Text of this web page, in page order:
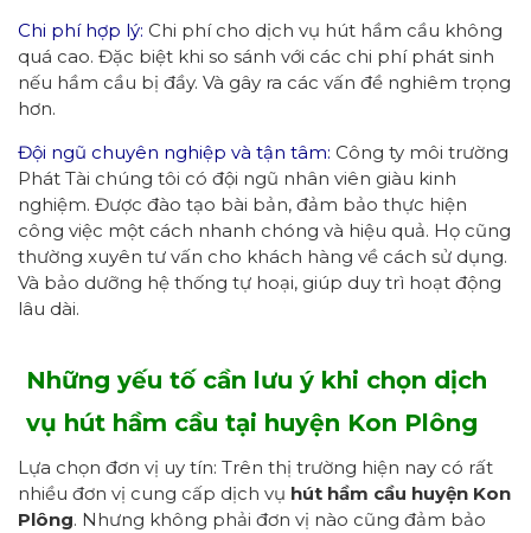
Chi phí hợp lý: Chi phí cho dịch vụ hút hầm cầu không
quá cao. Đặc biệt khi so sánh với các chi phí phát sinh
nếu hầm cầu bị đầy. Và gây ra các vấn đề nghiêm trọng
hơn.
Đội ngũ chuyên nghiệp và tận tâm: Công ty môi trường
Phát Tài chúng tôi có đội ngũ nhân viên giàu kinh
nghiệm. Được đào tạo bài bản, đảm bảo thực hiện
công việc một cách nhanh chóng và hiệu quả. Họ cũng
thường xuyên tư vấn cho khách hàng về cách sử dụng.
Và bảo dưỡng hệ thống tự hoại, giúp duy trì hoạt động
lâu dài.
Những yếu tố cần lưu ý khi chọn dịch
vụ hút hầm cầu tại huyện Kon Plông
Lựa chọn đơn vị uy tín: Trên thị trường hiện nay có rất
nhiều đơn vị cung cấp dịch vụ hút hầm cầu huyện Kon
Plông. Nhưng không phải đơn vị nào cũng đảm bảo